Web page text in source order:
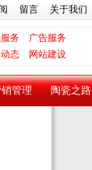
留言 关于我们
务
广告服务
态 网站建设
管理 陶瓷之路